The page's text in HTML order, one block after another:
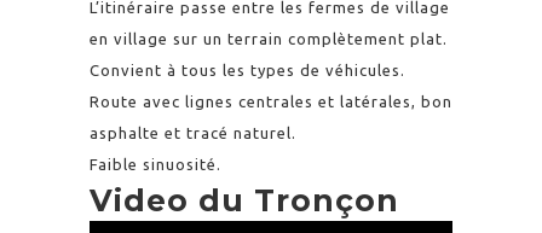
L’itinéraire passe entre les fermes de village
en village sur un terrain complètement plat.
Convient à tous les types de véhicules.
Route avec lignes centrales et latérales, bon
asphalte et tracé naturel.
Faible sinuosité.
Video du Tronçon